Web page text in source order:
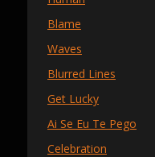
Blame
Waves
Blurred Lines
Get Lucky
Ai Se Eu Te Pego
Celebration